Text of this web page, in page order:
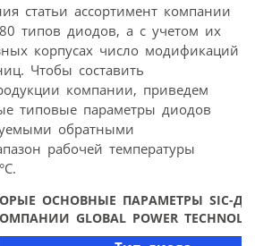
статьи ассортимент компании
типов диодов, а с учетом их
корпусах число модификаций
Чтобы составить
компании, приведем
типовые параметры диодов
обратными
рабочей температуры
ОСНОВНЫЕ ПАРАМЕТРЫ SIC-
GLOBAL POWER